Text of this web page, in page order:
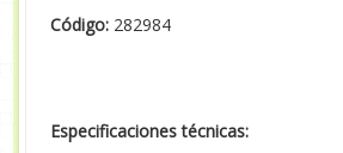
Código: 282984
Especificaciones técnicas: